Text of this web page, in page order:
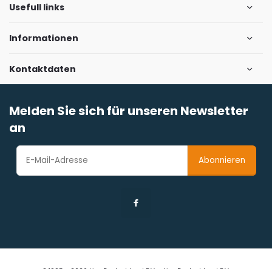
Usefull links
Informationen
Kontaktdaten
Melden Sie sich für unseren Newsletter
an
Abonnieren